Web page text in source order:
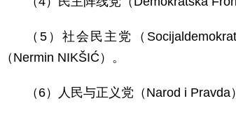
（5）社会民主党（
（Nermin NIKŠIĆ）。
（6）人民与正义党（Narod i